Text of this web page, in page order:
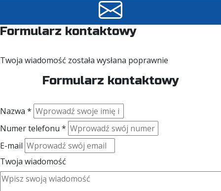
Formularz kontaktowy
Twoja wiadomość została wysłana poprawnie
Formularz kontaktowy
Nazwa *
Numer telefonu *
E-mail
Twoja wiadomość